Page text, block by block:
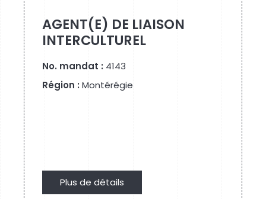
AGENT(E) DE LIAISON
INTERCULTUREL
No. mandat : 4143
Région : Montérégie
Plus de détails